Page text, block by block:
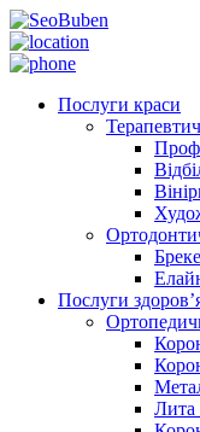
Послуги краси
Послуги
Лита